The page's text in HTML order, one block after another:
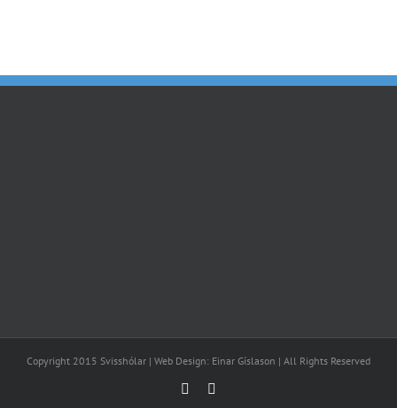
Copyright 2015 Svisshólar | Web Design: Einar Gíslason | All Rights Reserved
Facebook